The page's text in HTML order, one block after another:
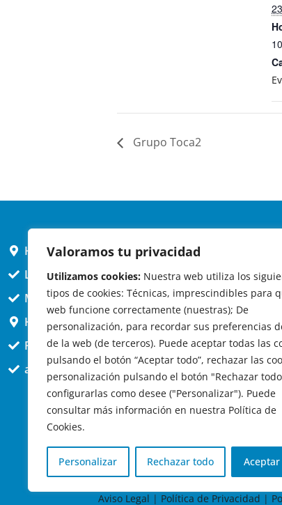
Valoramos tu privacidad
Utilizamos cookies: Nuestra web utiliza los
tipos de cookies: Técnicas, imprescindibles para
web funcione correctamente (nuestras); De
personalización, para recordar sus preferencias
de la web (de terceros). Puede aceptar todas las
pulsando el botón “Aceptar todo”, rechazar las
personalización pulsando el botón "Rechazar
configurarlas como desee ("Personalizar"). Puede
consultar más información en nuestra Política de
Cookies.
Personalizar Rechazar todo
Grupo Toca2
HORARIO AYUNTAMIENTO
L,X,J,V 9 a 14h
MARTES cerrado atención presencial
HORARIO ARQUITECTO
Presencial jueves 12h a 14:30
att. telefónica jueves 10 a 14:30h.
Aviso Legal | Política de Privacidad |